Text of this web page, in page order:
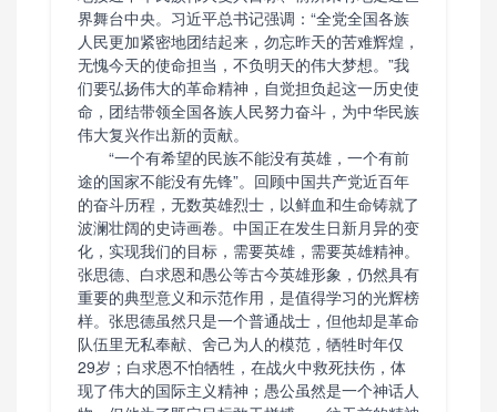
界舞台中央。习近平总书记强调：“全党全国各族
人民更加紧密地团结起来，勿忘昨天的苦难辉煌，
无愧今天的使命担当，不负明天的伟大梦想。”我
们要弘扬伟大的革命精神，自觉担负起这一历史使
命，团结带领全国各族人民努力奋斗，为中华民族
伟大复兴作出新的贡献。
“一个有希望的民族不能没有英雄，一个有前
途的国家不能没有先锋”。回顾中国共产党近百年
的奋斗历程，无数英雄烈士，以鲜血和生命铸就了
波澜壮阔的史诗画卷。中国正在发生日新月异的变
化，实现我们的目标，需要英雄，需要英雄精神。
张思德、白求恩和愚公等古今英雄形象，仍然具有
重要的典型意义和示范作用，是值得学习的光辉榜
样。张思德虽然只是一个普通战士，但他却是革命
队伍里无私奉献、舍己为人的模范，牺牲时年仅
29岁；白求恩不怕牺牲，在战火中救死扶伤，体
现了伟大的国际主义精神；愚公虽然是一个神话人